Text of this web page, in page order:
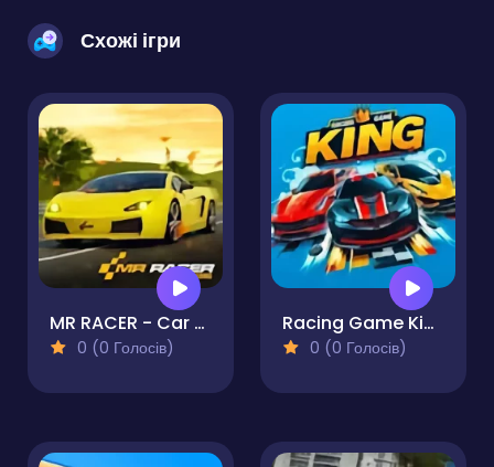
Схожі ігри
MR RACER - Car Racing
0 (0 Голосів)
Racing Game King HP
0 (0 Голосів)